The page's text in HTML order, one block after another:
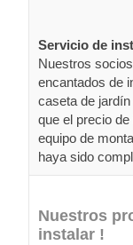
Servicio de
Nuestros
encantados de
caseta de
que el precio
equipo de
haya sido
Nuestros
instalar !